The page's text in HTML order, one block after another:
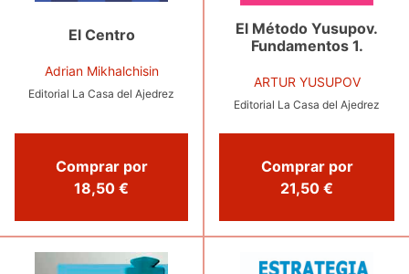
El Centro
Adrian Mikhalchisin
Editorial La Casa del Ajedrez
Comprar por
18,50 €
El Método Yusupov.
Fundamentos 1.
ARTUR YUSUPOV
Editorial La Casa del Ajedrez
Comprar por
21,50 €